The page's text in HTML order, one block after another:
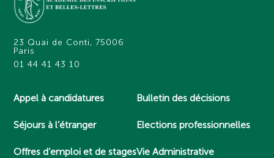
23 Quai de Conti, 75006
Paris
01 44 41 43 10
Appel à candidatures
Séjours à l’étranger
Offres d’emploi et de stages
Bulletin des décisions
Elections professionnelles
Vie Administrative